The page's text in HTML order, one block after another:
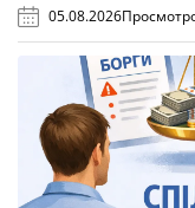
05.08.2026